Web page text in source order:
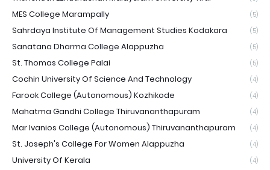
MES College Marampally (5)
Sahrdaya Institute Of Management Studies Kodakara (5)
Sanatana Dharma College Alappuzha (5)
St. Thomas College Palai (5)
Cochin University Of Science And Technology (4)
Farook College (Autonomous) Kozhikode (4)
Mahatma Gandhi College Thiruvananthapuram (4)
Mar Ivanios College (Autonomous) Thiruvananthapuram (4)
St. Joseph's College For Women Alappuzha (4)
University Of Kerala (4)